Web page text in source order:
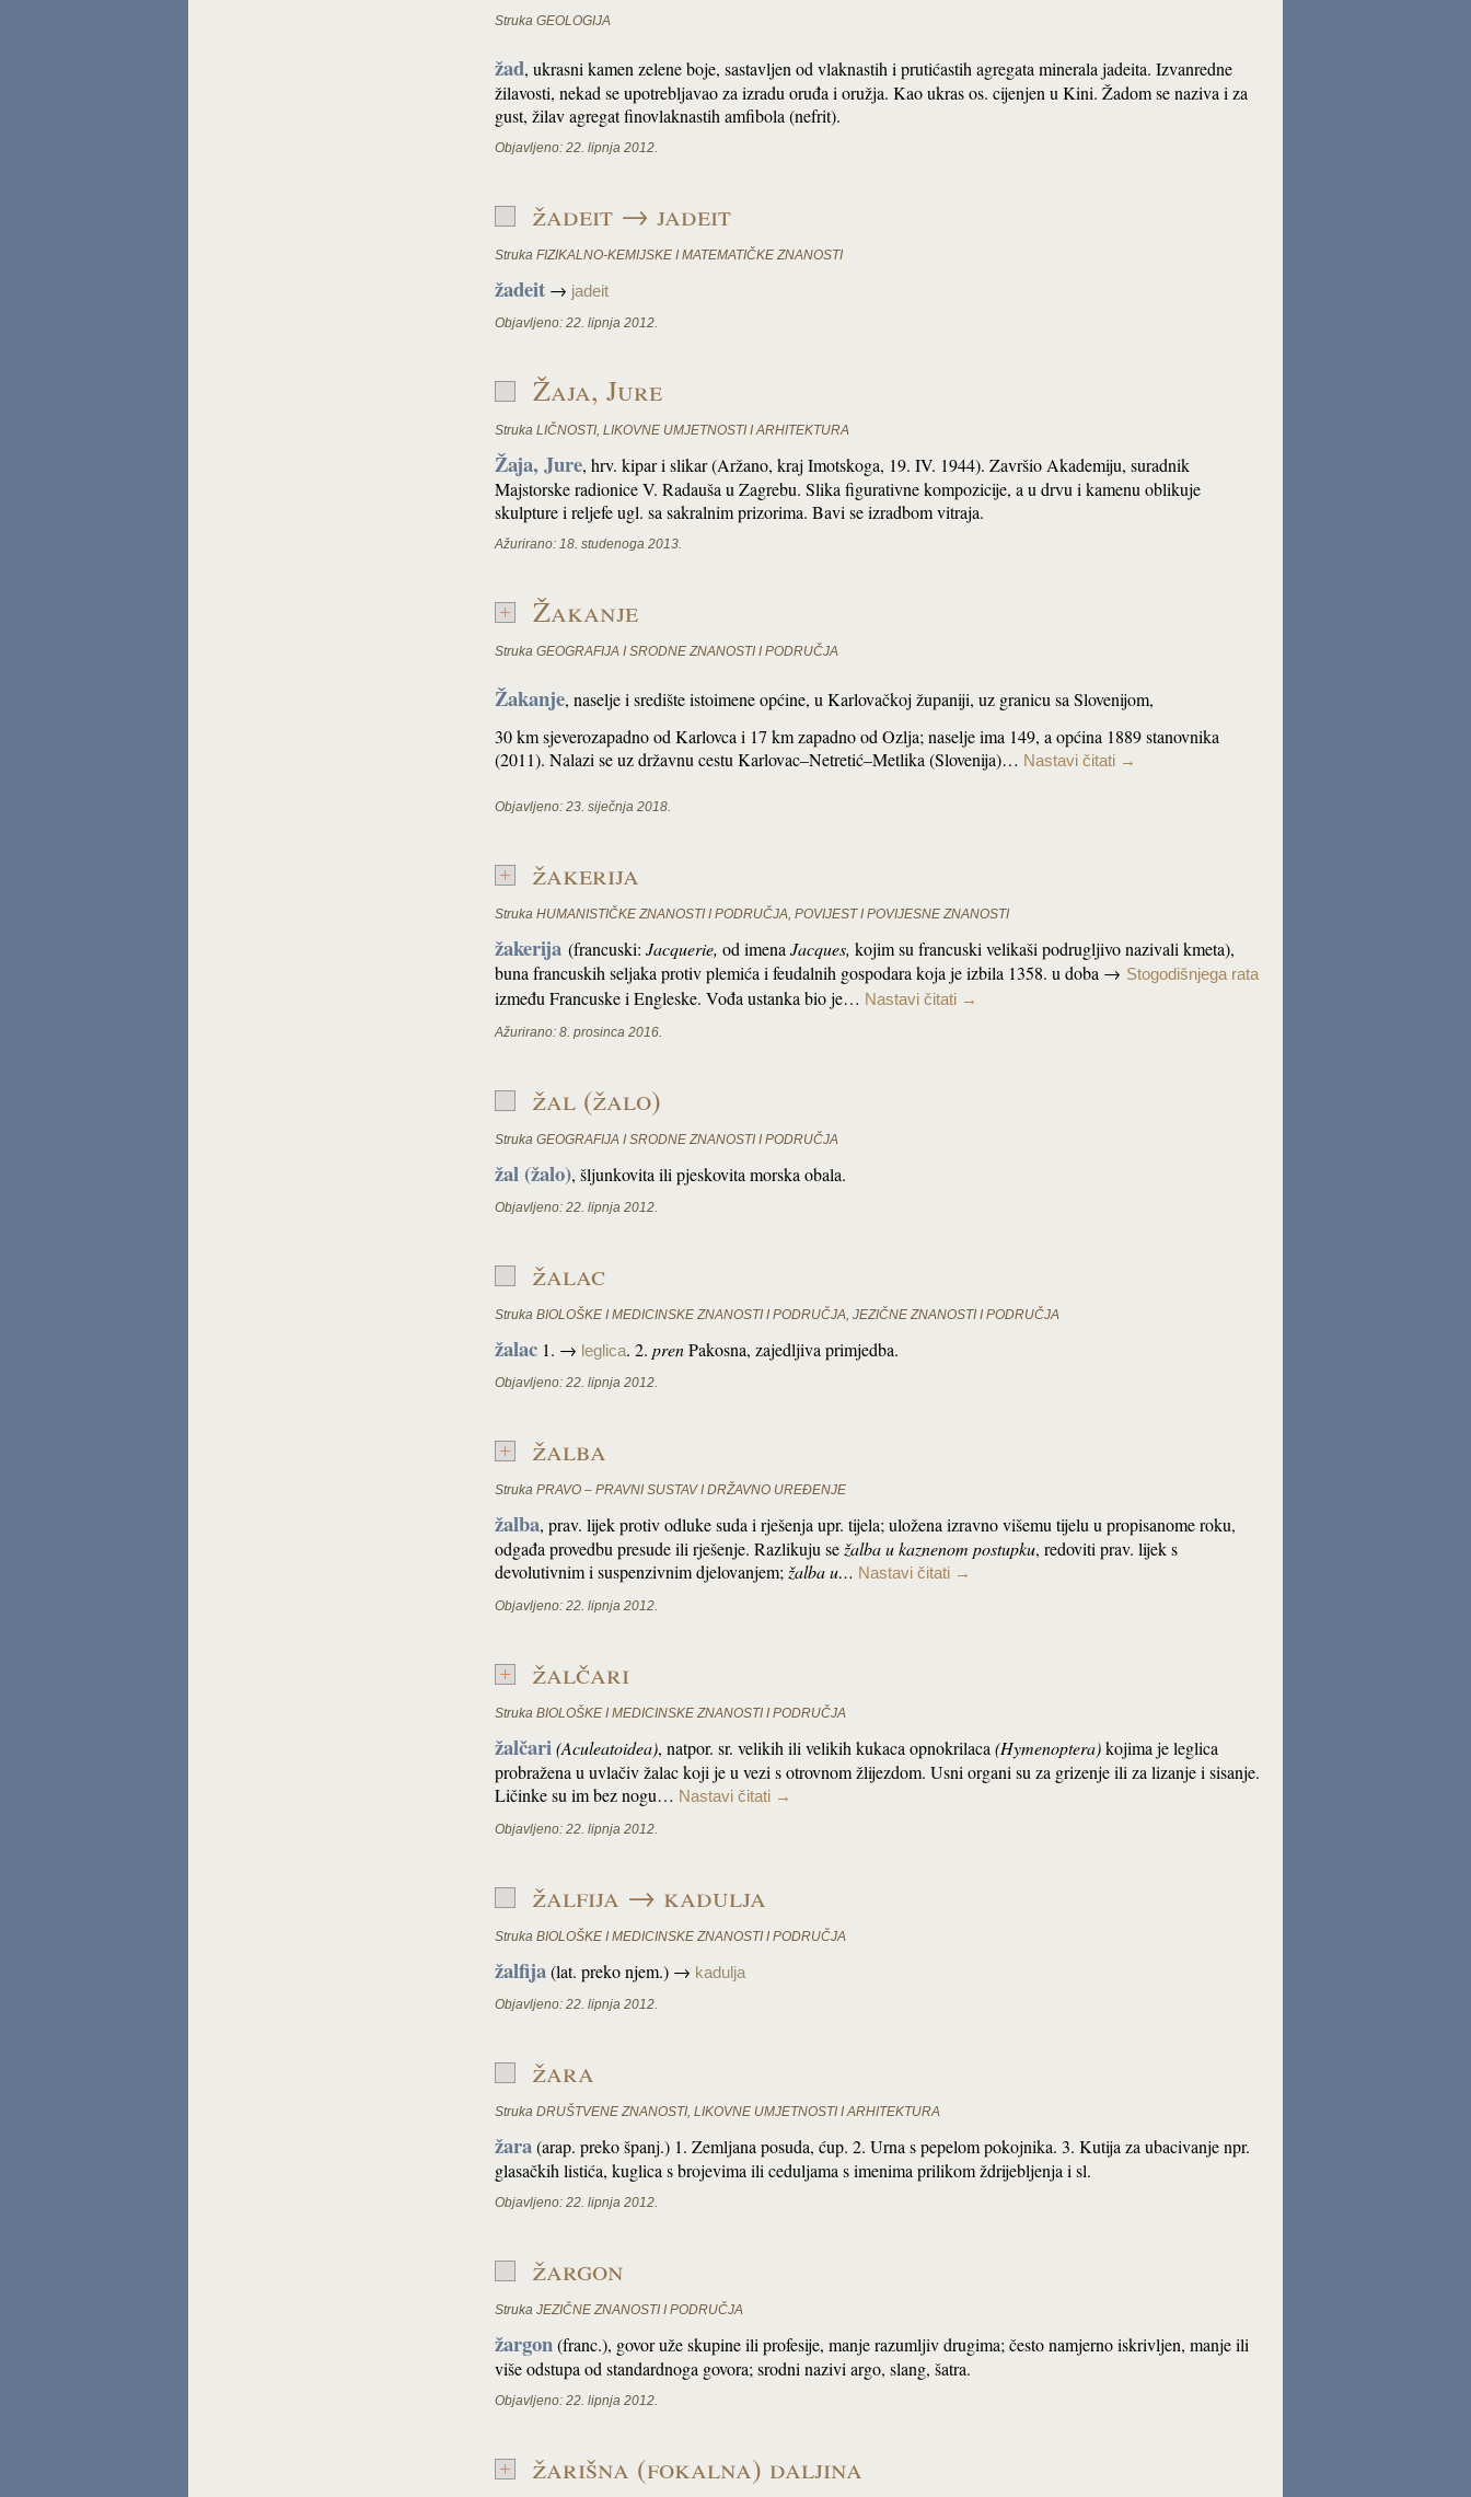
Struka GEOLOGIJA
žad, ukrasni kamen zelene boje, sastavljen od vlaknastih i prutićastih agregata minerala jadeita. Izvanredne
žilavosti, nekad se upotrebljavao za izradu oruđa i oružja. Kao ukras os. cijenjen u Kini. Žadom se naziva i za
gust, žilav agregat finovlaknastih amfibola (nefrit).
Objavljeno: 22. lipnja 2012.
žadeit → jadeit
Struka FIZIKALNO-KEMIJSKE I MATEMATIČKE ZNANOSTI
žadeit → jadeit
Objavljeno: 22. lipnja 2012.
Žaja, Jure
Struka LIČNOSTI, LIKOVNE UMJETNOSTI I ARHITEKTURA
Žaja, Jure, hrv. kipar i slikar (Aržano, kraj Imotskoga, 19. IV. 1944). Završio Akademiju, suradnik
Majstorske radionice V. Radauša u Zagrebu. Slika figurativne kompozicije, a u drvu i kamenu oblikuje
skulpture i reljefe ugl. sa sakralnim prizorima. Bavi se izradbom vitraja.
Ažurirano: 18. studenoga 2013.
Žakanje
Struka GEOGRAFIJA I SRODNE ZNANOSTI I PODRUČJA
Žakanje, naselje i središte istoimene općine, u Karlovačkoj županiji, uz granicu sa Slovenijom,
30 km sjeverozapadno od Karlovca i 17 km zapadno od Ozlja; naselje ima 149, a općina 1889 stanovnika
(2011). Nalazi se uz državnu cestu Karlovac–Netretić–Metlika (Slovenija)… Nastavi čitati →
Objavljeno: 23. siječnja 2018.
žakerija
Struka HUMANISTIČKE ZNANOSTI I PODRUČJA, POVIJEST I POVIJESNE ZNANOSTI
žakerija (francuski: Jacquerie, od imena Jacques, kojim su francuski velikaši podrugljivo nazivali kmeta),
buna francuskih seljaka protiv plemića i feudalnih gospodara koja je izbila 1358. u doba → Stogodišnjega rata
između Francuske i Engleske. Vođa ustanka bio je… Nastavi čitati →
Ažurirano: 8. prosinca 2016.
žal (žalo)
Struka GEOGRAFIJA I SRODNE ZNANOSTI I PODRUČJA
žal (žalo), šljunkovita ili pjeskovita morska obala.
Objavljeno: 22. lipnja 2012.
žalac
Struka BIOLOŠKE I MEDICINSKE ZNANOSTI I PODRUČJA, JEZIČNE ZNANOSTI I PODRUČJA
žalac 1. → leglica. 2. prenPakosna, zajedljiva primjedba.
Objavljeno: 22. lipnja 2012.
žalba
Struka PRAVO – PRAVNI SUSTAV I DRŽAVNO UREĐENJE
žalba, prav. lijek protiv odluke suda i rješenja upr. tijela; uložena izravno višemu tijelu u propisanome roku,
odgađa provedbu presude ili rješenje. Razlikuju se žalba u kaznenom postupku, redoviti prav. lijek s
devolutivnim i suspenzivnim djelovanjem; žalba u… Nastavi čitati →
Objavljeno: 22. lipnja 2012.
žalčari
Struka BIOLOŠKE I MEDICINSKE ZNANOSTI I PODRUČJA
žalčari(Aculeatoidea), natpor. sr. velikih ili velikih kukaca opnokrilaca (Hymenoptera)kojima je leglica
probražena u uvlačiv žalac koji je u vezi s otrovnom žlijezdom. Usni organi su za grizenje ili za lizanje i sisanje.
Ličinke su im bez nogu… Nastavi čitati →
Objavljeno: 22. lipnja 2012.
žalfija → kadulja
Struka BIOLOŠKE I MEDICINSKE ZNANOSTI I PODRUČJA
žalfija(lat. preko njem.) → kadulja
Objavljeno: 22. lipnja 2012.
žara
Struka DRUŠTVENE ZNANOSTI, LIKOVNE UMJETNOSTI I ARHITEKTURA
žara(arap. preko španj.) 1. Zemljana posuda, ćup. 2. Urna s pepelom pokojnika. 3. Kutija za ubacivanje npr.
glasačkih listića, kuglica s brojevima ili ceduljama s imenima prilikom ždrijebljenja i sl.
Objavljeno: 22. lipnja 2012.
žargon
Struka JEZIČNE ZNANOSTI I PODRUČJA
žargon(franc.), govor uže skupine ili profesije, manje razumljiv drugima; često namjerno iskrivljen, manje ili
više odstupa od standardnoga govora; srodni nazivi argo, slang, šatra.
Objavljeno: 22. lipnja 2012.
žarišna (fokalna) daljina